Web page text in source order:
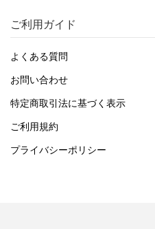
ご利用ガイド
よくある質問
お問い合わせ
特定商取引法に基づく表示
ご利用規約
プライバシーポリシー